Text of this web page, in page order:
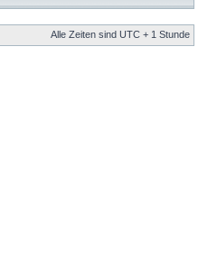
Alle Zeiten sind UTC + 1 Stunde